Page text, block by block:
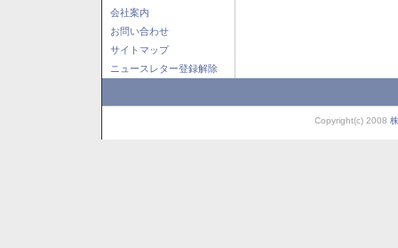
会社案内
お問い合わせ
サイトマップ
ニュースレター登録解除
Copyright(c) 2008